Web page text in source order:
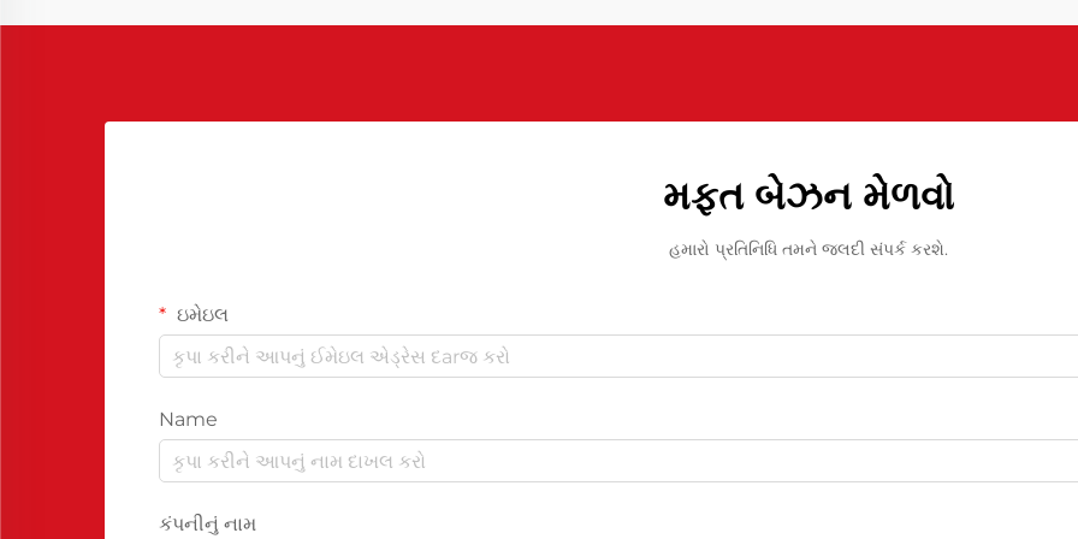
મફત બેઝન મેળવો
હમારો પ્રતિનિધિ તમને જલદી સંપર્ક કરશે.
ઇમેઇલ
Name
કંપનીનું નામ